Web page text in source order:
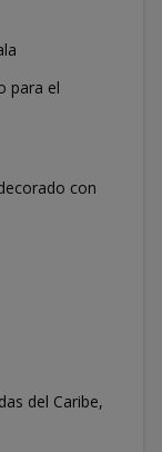
para el
con
del Caribe,